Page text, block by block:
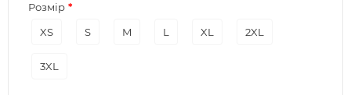
Розмір
XS
S M L XL 2XL
3XL